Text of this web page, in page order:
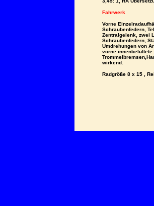
Fahrwerk
Vorne
Schraubenfedern,
Zentralgelenk, zwei
Schraubenfedern,
Umdrehungen von
vorne innenbelüftete
wirkend.
Radgröße 8 x 15 ,